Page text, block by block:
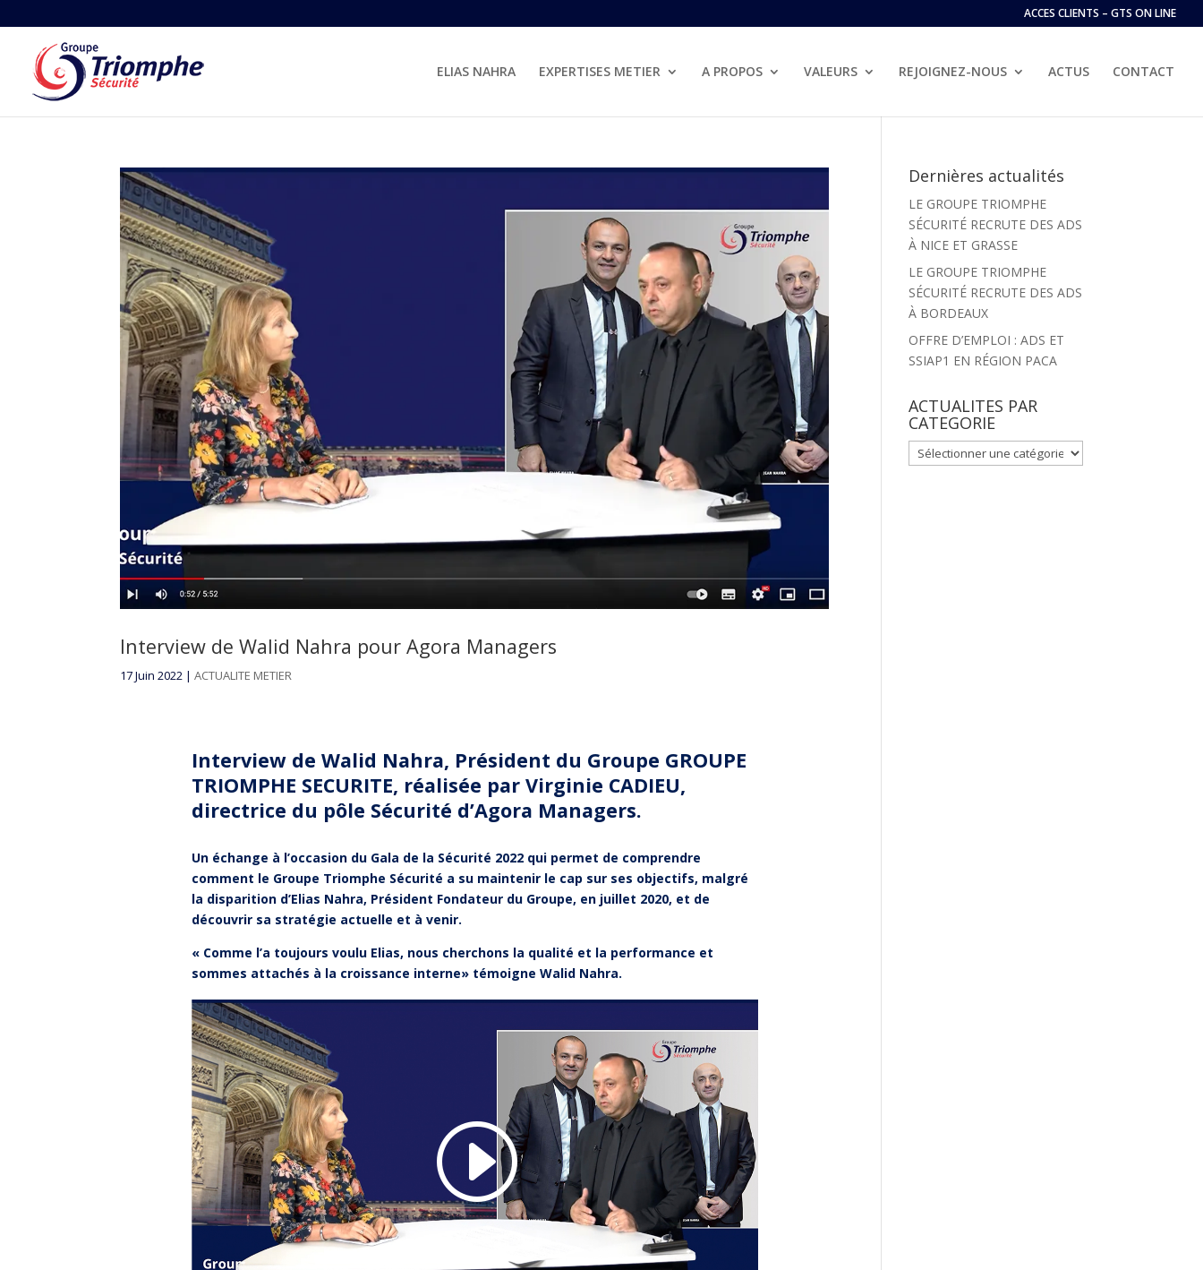
ACCES CLIENTS – GTS ON LINE
ELIAS NAHRA EXPERTISES METIER A PROPOS VALEURS REJOIGNEZ-NOUS ACTUS CONTACT
Interview de Walid Nahra pour Agora Managers
17 Juin 2022 |ACTUALITE METIER
Interview de Walid Nahra, Président du Groupe GROUPE
TRIOMPHE SECURITE, réalisée par Virginie CADIEU,
directrice du pôle Sécurité d’Agora Managers.
Un échange à l’occasion du Gala de la Sécurité 2022 qui permet de comprendre
comment le Groupe Triomphe Sécurité a su maintenir le cap sur ses objectifs, malgré
la disparition d’Elias Nahra, Président Fondateur du Groupe, en juillet 2020, et de
découvrir sa stratégie actuelle et à venir.
« Comme l’a toujours voulu Elias, nous cherchons la qualité et la performance et
sommes attachés à la croissance interne» témoigne Walid Nahra.
Dernières actualités
LE GROUPE TRIOMPHE
SÉCURITÉ RECRUTE DES ADS
À NICE ET GRASSE
LE GROUPE TRIOMPHE
SÉCURITÉ RECRUTE DES ADS
À BORDEAUX
OFFRE D’EMPLOI : ADS ET
SSIAP1 EN RÉGION PACA
ACTUALITES PAR
CATEGORIE
ACTUALITES
PAR